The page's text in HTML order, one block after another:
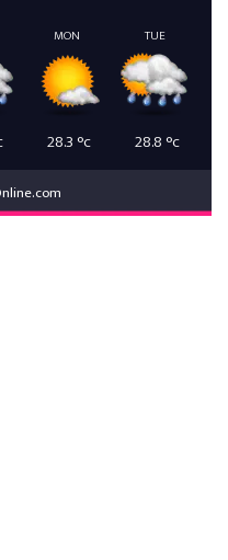
MON
28.3 °c
TUE
28.8 °c